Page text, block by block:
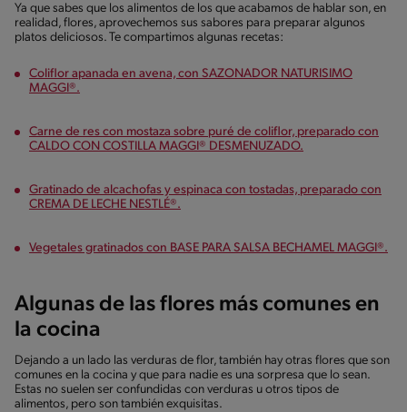
Ya que sabes que los alimentos de los que acabamos de hablar son, en
realidad, flores, aprovechemos sus sabores para preparar algunos
platos deliciosos. Te compartimos algunas recetas:
Coliflor apanada en avena, con SAZONADOR NATURISIMO
MAGGI®.
Carne de res con mostaza sobre puré de coliflor, preparado con
CALDO CON COSTILLA MAGGI® DESMENUZADO.
Gratinado de alcachofas y espinaca con tostadas, preparado con
CREMA DE LECHE NESTLÉ®.
Vegetales gratinados con BASE PARA SALSA BECHAMEL MAGGI®.
Algunas de las flores más comunes en
la cocina
Dejando a un lado las verduras de flor, también hay otras flores que son
comunes en la cocina y que para nadie es una sorpresa que lo sean.
Estas no suelen ser confundidas con verduras u otros tipos de
alimentos, pero son también exquisitas.